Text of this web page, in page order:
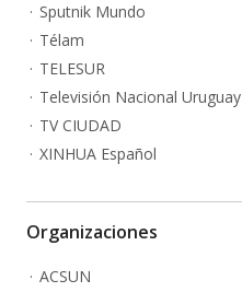
Sputnik Mundo
Télam
TELESUR
Televisión Nacional Uruguay
TV CIUDAD
XINHUA Español
Organizaciones
ACSUN